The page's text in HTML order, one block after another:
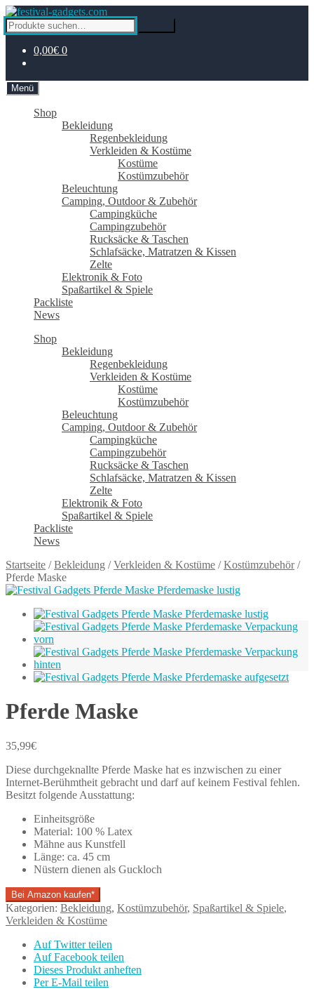
Zur
Navigation
springen
Zum
Inhalt
springen
Suche
nach:
0,00€ 0
Menü
Shop
Bekleidung
Regenbekleidung
Verkleiden & Kostüme
Kostüme
Kostümzubehör
Beleuchtung
Camping, Outdoor & Zubehör
Campingküche
Campingzubehör
Rucksäcke & Taschen
Schlafsäcke, Matratzen & Kissen
Zelte
Elektronik & Foto
Spaßartikel & Spiele
Packliste
News
Shop
Bekleidung
Regenbekleidung
Verkleiden & Kostüme
Kostüme
Kostümzubehör
Beleuchtung
Camping, Outdoor & Zubehör
Campingküche
Campingzubehör
Rucksäcke & Taschen
Schlafsäcke, Matratzen & Kissen
Zelte
Elektronik & Foto
Spaßartikel & Spiele
Packliste
News
Startseite /Bekleidung /Verkleiden & Kostüme /Kostümzubehör/
Pferde Maske
Pferde Maske
35,99€
Diese durchgeknallte Pferde Maske hat es inzwischen zu einer
Internet-Berühmtheit gebracht und darf auf keinem Festival fehlen.
Besitzt folgende Ausstattung:
Einheitsgröße
Material: 100 % Latex
Mähne aus Kunstfell
Länge: ca. 45 cm
Nüstern dienen als Guckloch
Bei Amazon kaufen*
Kategorien: Bekleidung, Kostümzubehör, Spaßartikel & Spiele,
Verkleiden & Kostüme
Auf Twitter teilen
Auf Facebook teilen
Dieses Produkt anheften
Per E-Mail teilen